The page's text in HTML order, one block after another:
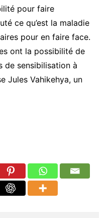
pour faire
ce qu’est la maladie
pour en faire face.
ont la possibilité de
de sensibilisation à
Jules Vahikehya, un